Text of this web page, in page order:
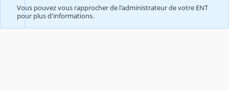
Vous pouvez vous rapprocher de l'administrateur de votre ENT
pour plus d'informations.